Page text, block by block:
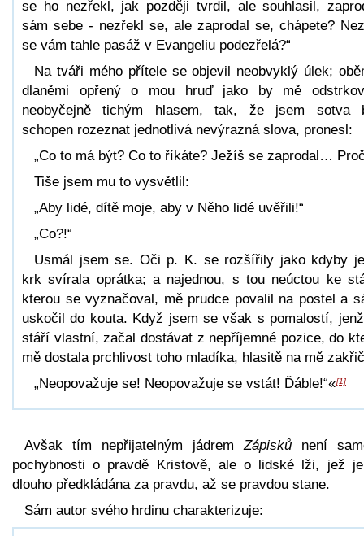
se ho nezřekl, jak později tvrdil, ale souhlasil,
sám sebe - nezřekl se, ale zaprodal se, chápete?
se vám tahle pasáž v Evangeliu podezřelá?“
Na tváři mého přítele se objevil neobvyklý úlek;
dlaněmi opřený o mou hruď jako by mě
neobyčejně tichým hlasem, tak, že jsem sotva
schopen rozeznat jednotlivá nevýrazná slova, pronesl:
„Co to má být? Co to říkáte? Ježíš se zaprodal…
Tiše jsem mu to vysvětlil:
„Aby lidé, dítě moje, aby v Něho lidé uvěřili!“
„Co?!“
Usmál jsem se. Oči p. K. se rozšířily jako kdyby
krk svírala oprátka; a najednou, s tou neúctou ke
kterou se vyznačoval, mě prudce povalil na postel a
uskočil do kouta. Když jsem se však s pomalostí,
stáří vlastní, začal dostávat z nepříjemné pozice, do
mě dostala prchlivost toho mladíka, hlasitě na mě
„Neopovažuje se! Neopovažuje se vstát! Ďáble!“«[1]
Avšak tím nepřijatelným jádrem Zápisků není
pochybnosti o pravdě Kristově, ale o lidské lži, jež
dlouho předkládána za pravdu, až se pravdou stane.
Sám autor svého hrdinu charakterizuje: